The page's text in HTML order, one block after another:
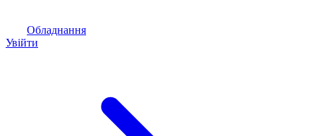
Обладнання
Увійти